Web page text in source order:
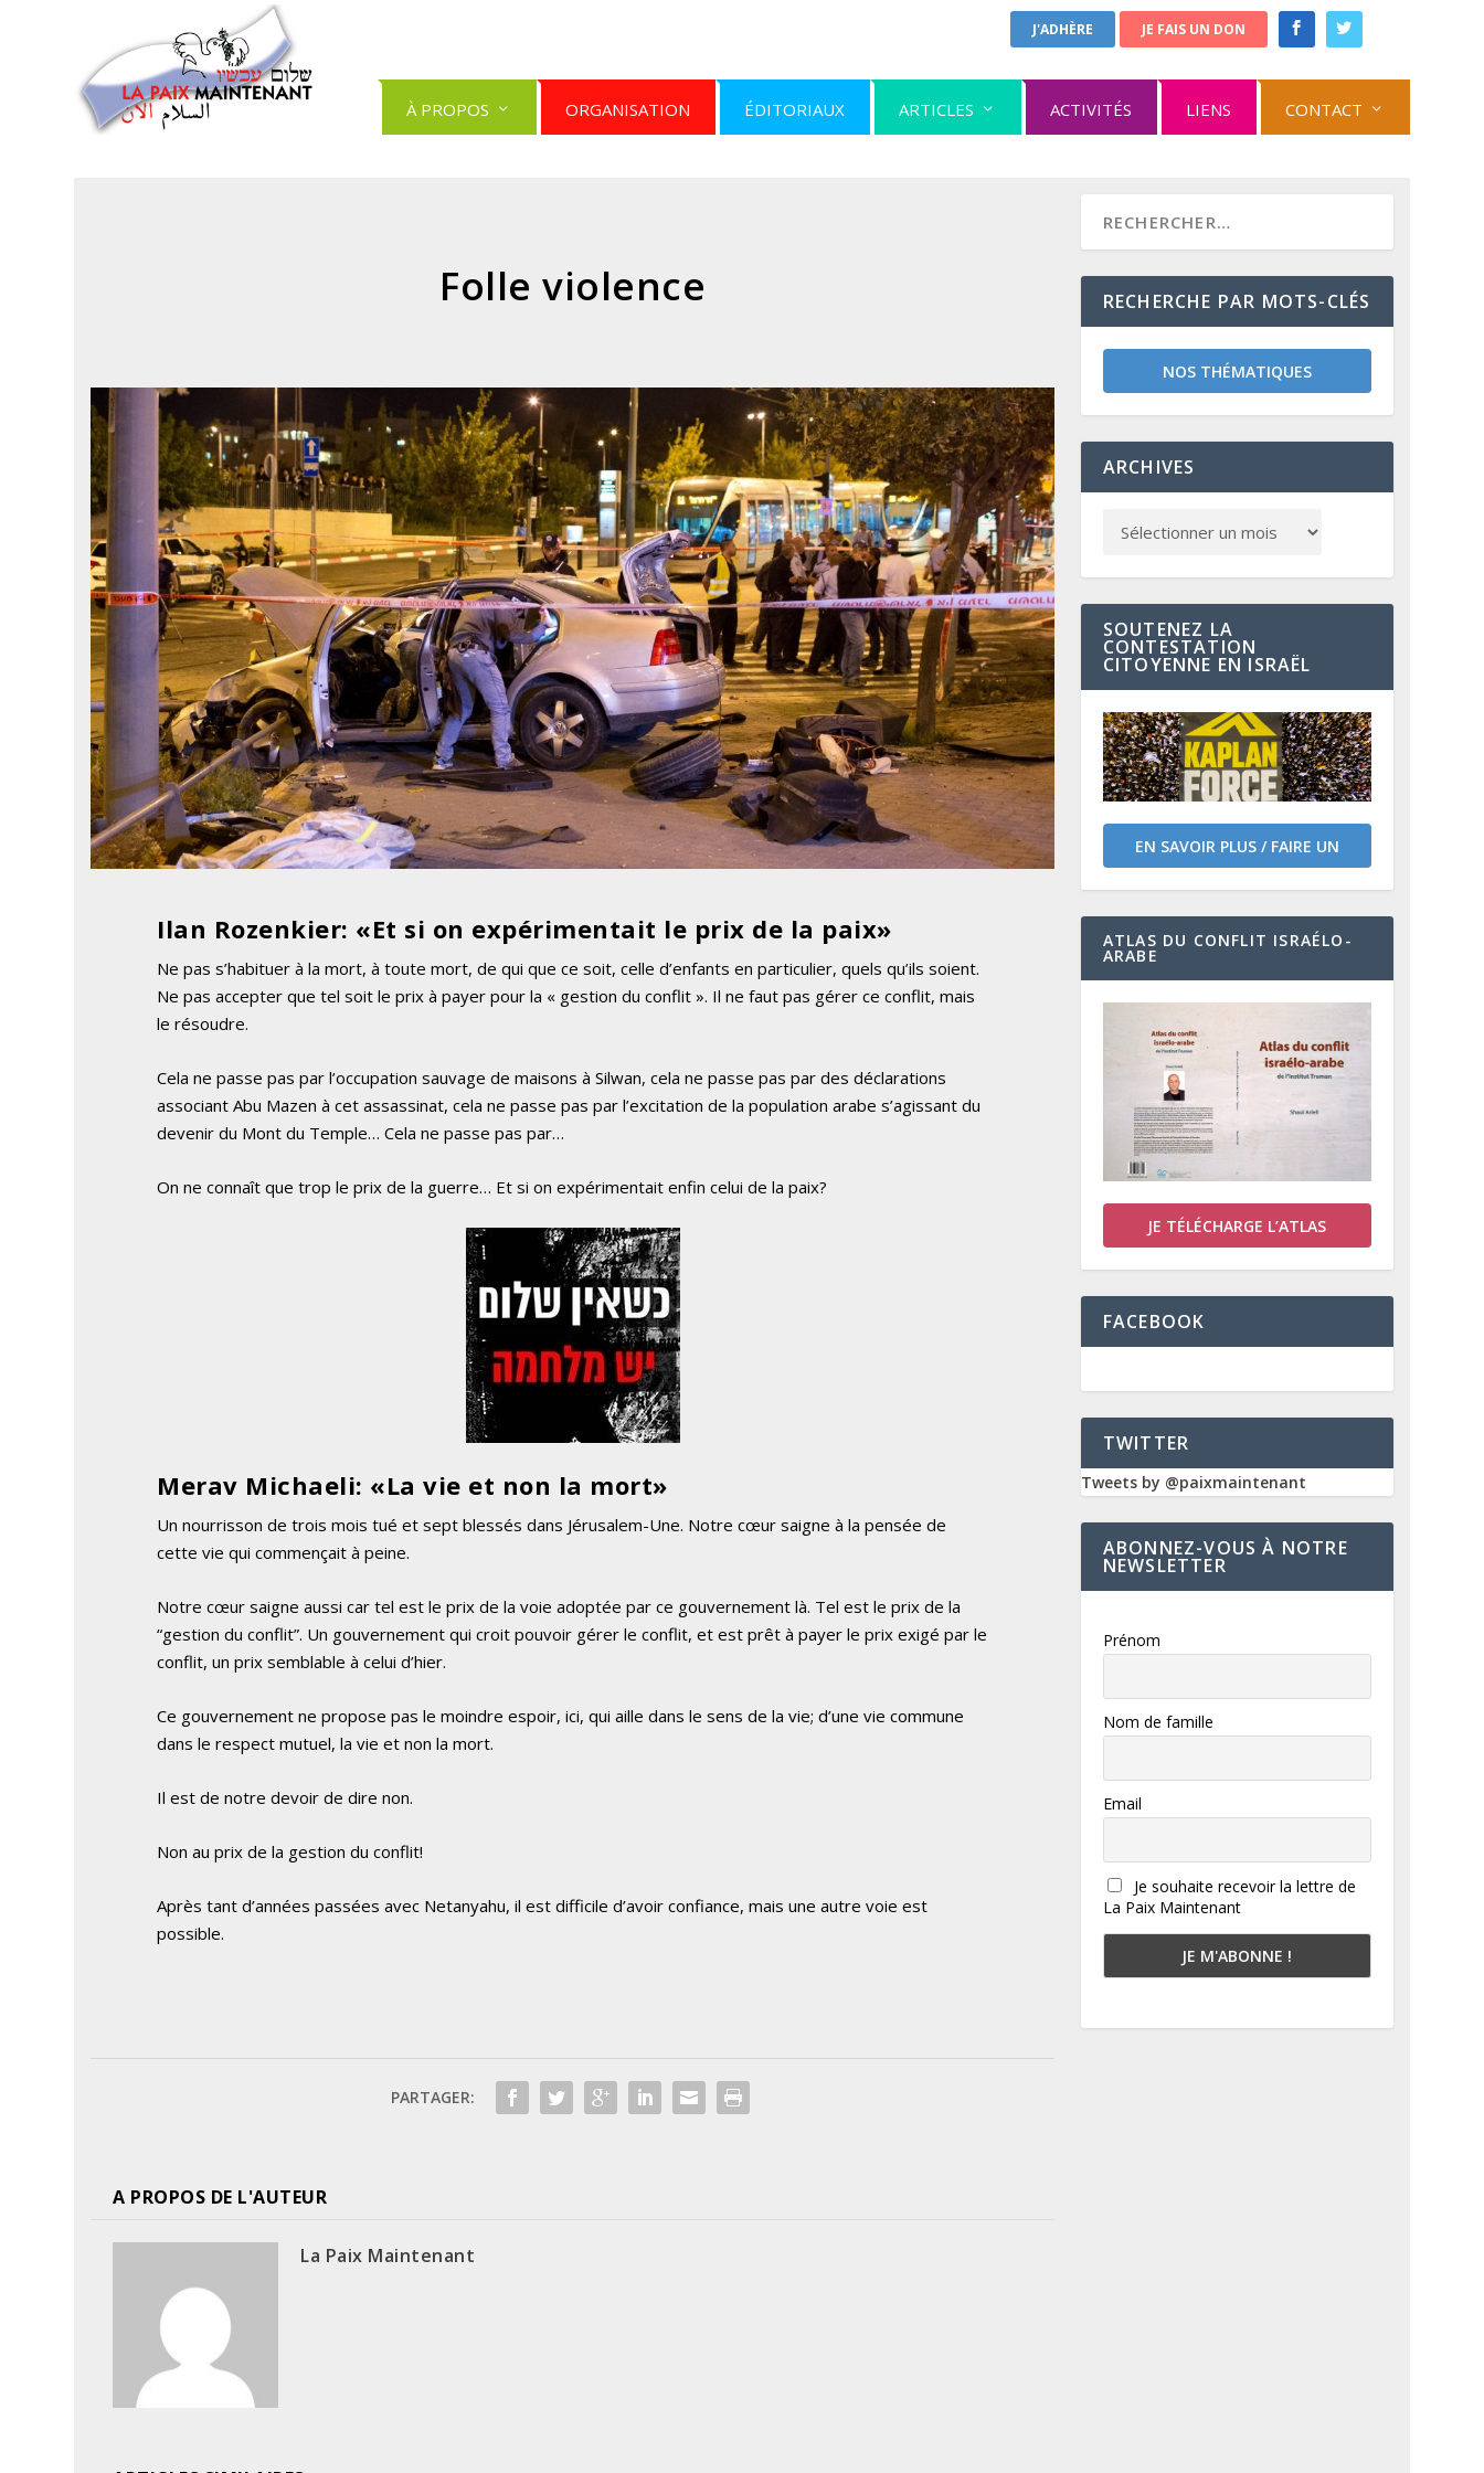
J'ADHÈRE JE FAIS UN DON
À PROPOS ORGANISATION ÉDITORIAUX ARTICLES ACTIVITÉS LIENS CONTACT
Folle violence
Ilan Rozenkier: «Et si on expérimentait le prix de la paix»
Ne pas s’habituer à la mort, à toute mort, de qui que ce soit, celle d’enfants en particulier, quels qu’ils soient.
Ne pas accepter que tel soit le prix à payer pour la « gestion du conflit ». Il ne faut pas gérer ce conflit, mais
le résoudre.
Cela ne passe pas par l’occupation sauvage de maisons à Silwan, cela ne passe pas par des déclarations
associant Abu Mazen à cet assassinat, cela ne passe pas par l’excitation de la population arabe s’agissant du
devenir du Mont du Temple… Cela ne passe pas par…
On ne connaît que trop le prix de la guerre… Et si on expérimentait enfin celui de la paix?
Merav Michaeli: «La vie et non la mort»
Un nourrisson de trois mois tué et sept blessés dans Jérusalem-Une. Notre cœur saigne à la pensée de
cette vie qui commençait à peine.
Notre cœur saigne aussi car tel est le prix de la voie adoptée par ce gouvernement là. Tel est le prix de la
“gestion du conflit”. Un gouvernement qui croit pouvoir gérer le conflit, et est prêt à payer le prix exigé par le
conflit, un prix semblable à celui d’hier.
Ce gouvernement ne propose pas le moindre espoir, ici, qui aille dans le sens de la vie; d’une vie commune
dans le respect mutuel, la vie et non la mort.
Il est de notre devoir de dire non.
Non au prix de la gestion du conflit!
Après tant d’années passées avec Netanyahu, il est difficile d’avoir confiance, mais une autre voie est
possible.
PARTAGER:
A PROPOS DE L'AUTEUR
La Paix Maintenant
RECHERCHE PAR MOTS-CLÉS
NOS THÉMATIQUES
ARCHIVES
SOUTENEZ LA
CONTESTATION
CITOYENNE EN ISRAËL
EN SAVOIR PLUS / FAIRE UN
DON
ATLAS DU CONFLIT ISRAÉLO-
ARABE
JE TÉLÉCHARGE L’ATLAS
FACEBOOK
TWITTER
Tweets by @paixmaintenant
ABONNEZ-VOUS À NOTRE
NEWSLETTER
Prénom
Nom de famille
Email
Je souhaite recevoir la lettre de
La Paix Maintenant